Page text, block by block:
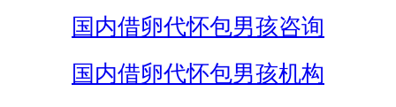
国内借卵代怀包男孩咨询
国内借卵代怀包男孩机构